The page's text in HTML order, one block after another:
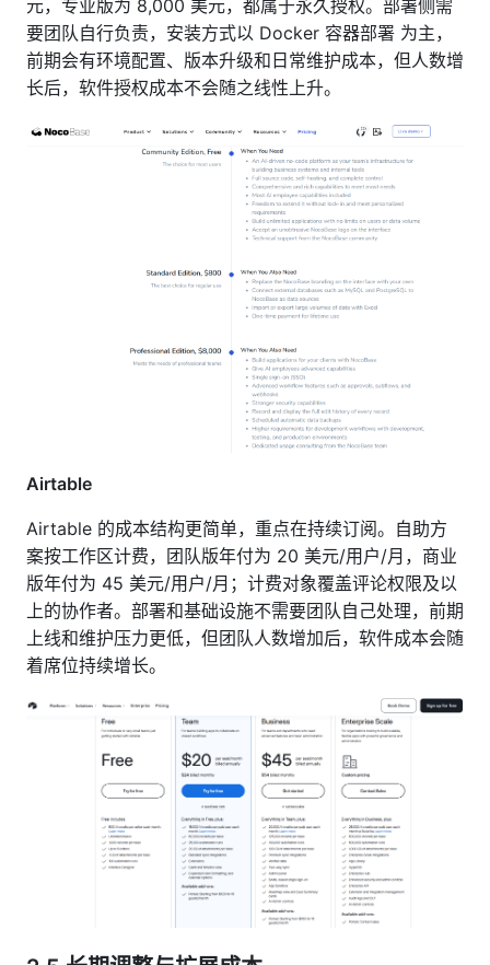
元，专业版为 8,000 美元，都属于永久授权。部署侧需
要团队自行负责，安装方式以 Docker 容器部署 为主，
前期会有环境配置、版本升级和日常维护成本，但人数增
长后，软件授权成本不会随之线性上升。
Airtable
Airtable 的成本结构更简单，重点在持续订阅。自助方
案按工作区计费，团队版年付为 20 美元/用户/月，商业
版年付为 45 美元/用户/月；计费对象覆盖评论权限及以
上的协作者。部署和基础设施不需要团队自己处理，前期
上线和维护压力更低，但团队人数增加后，软件成本会随
着席位持续增长。